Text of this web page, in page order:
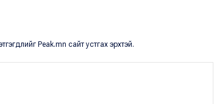
Peak.mn сайт устгах эрхтэй.